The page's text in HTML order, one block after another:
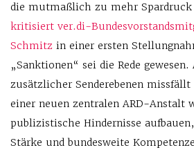
die mutmaßlich zu mehr
kritisiert ver.di-
Schmitz in einer ersten
„Sanktionen“ sei die Rede
zusätzlicher Senderebenen
einer neuen zentralen ARD-Anstalt
publizistische Hindernisse
Stärke und bundesweite